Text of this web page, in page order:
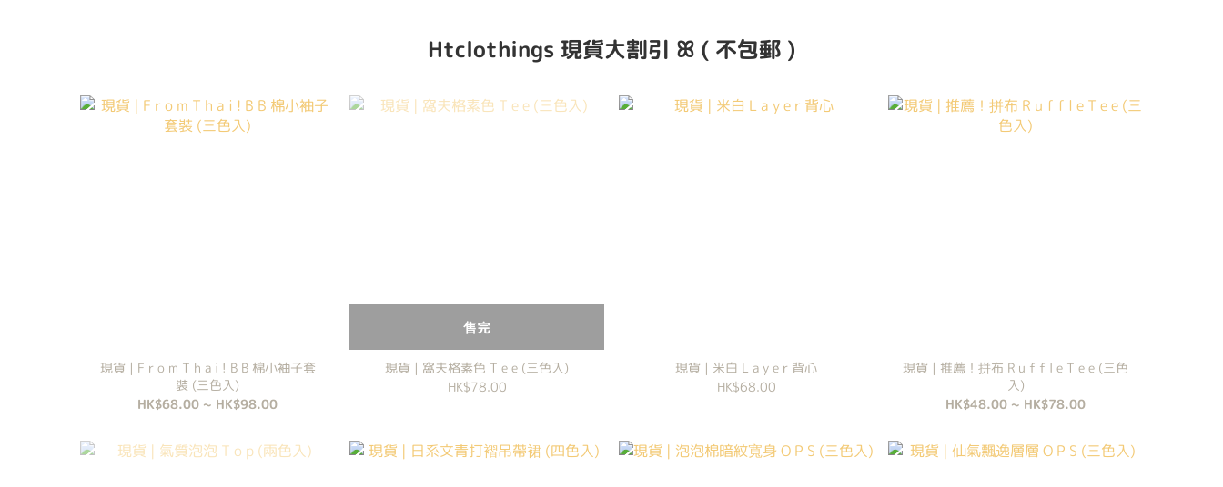
Htclothings 現貨大割引 ꕤ ( 不包郵 )
現貨 | F r o m T h a i ! B B 棉小袖子套
裝 (三色入)
HK$68.00 ~ HK$98.00
售完
現貨 | 窩夫格素色 T e e (三色入)
HK$78.00
現貨 | 米白 L a y e r 背心
HK$68.00
現貨 | 推薦！拼布 R u f f l e T e e (三色
入)
HK$48.00 ~ HK$78.00